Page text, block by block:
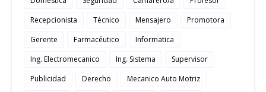
Recepcionista
Técnico Mensajero
Promotora
Gerente
Farmacéutico
Informatica
Ing. Electromecanico
Ing. Sistema
Supervisor
Publicidad
Derecho
Mecanico Auto Motriz